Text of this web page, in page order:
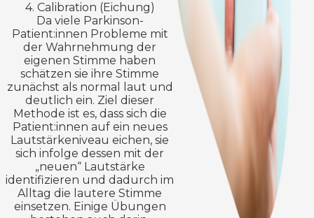
4. Calibration (Eichung)
Da viele Parkinson-
Patient:innen Probleme mit
der Wahrnehmung der
eigenen Stimme haben
schätzen sie ihre Stimme
zunächst als normal laut und
deutlich ein. Ziel dieser
Methode ist es, dass sich die
Patient:innen auf ein neues
Lautstärkeniveau eichen, sie
sich infolge dessen mit der
„neuen“ Lautstärke
identifizieren und dadurch im
Alltag die lautere Stimme
einsetzen. Einige Übungen